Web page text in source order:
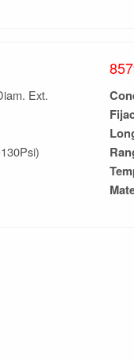
Ext.